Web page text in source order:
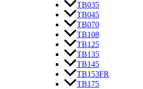
TB035
TB045
TB070
TB108
TB125
TB135
TB145
TB153FR
TB175